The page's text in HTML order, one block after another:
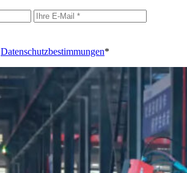
Datenschutzbestimmungen*